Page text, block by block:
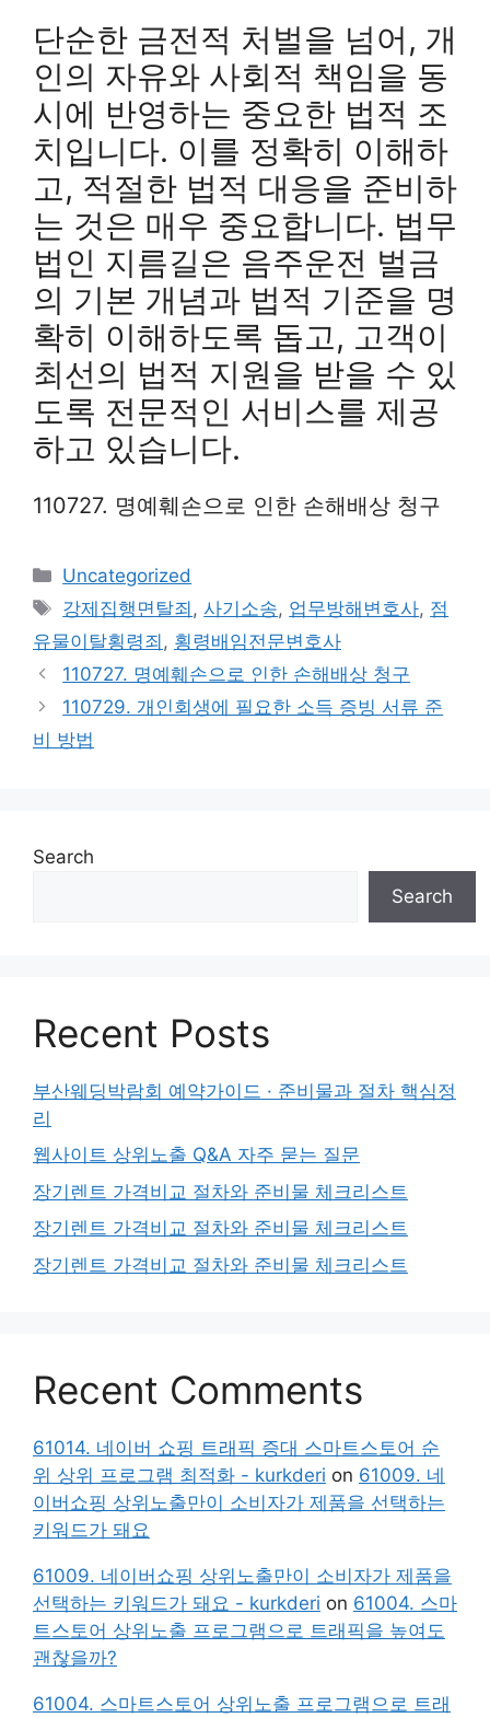
단순한 금전적 처벌을 넘어, 개
인의 자유와 사회적 책임을 동
시에 반영하는 중요한 법적 조
치입니다. 이를 정확히 이해하
고, 적절한 법적 대응을 준비하
는 것은 매우 중요합니다. 법무
법인 지름길은 음주운전 벌금
의 기본 개념과 법적 기준을 명
확히 이해하도록 돕고, 고객이
최선의 법적 지원을 받을 수 있
도록 전문적인 서비스를 제공
하고 있습니다.
110727. 명예훼손으로 인한 손해배상 청구
Categories
Uncategorized
Tags
강제집행면탈죄 ,사기소송, 업무방해변호사, 점
유물이탈횡령죄 , 횡령배임전문변호사
110727. 명예훼손으로 인한 손해배상 청구
110729. 개인회생에 필요한 소득 증빙 서류 준
비 방법
Search
Search
Recent Posts
부산웨딩박람회 예약가이드 · 준비물과 절차 핵심정
리
웹사이트 상위노출 Q&A 자주 묻는 질문
장기렌트 가격비교 절차와 준비물 체크리스트
장기렌트 가격비교 절차와 준비물 체크리스트
장기렌트 가격비교 절차와 준비물 체크리스트
Recent Comments
61014. 네이버 쇼핑 트래픽 증대 스마트스토어 순
위 상위 프로그램 최적화 - kurkderi on 61009. 네
이버쇼핑 상위노출만이 소비자가 제품을 선택하는
키워드가 돼요
61009. 네이버쇼핑 상위노출만이 소비자가 제품을
선택하는 키워드가 돼요 - kurkderi on 61004. 스마
트스토어 상위노출 프로그램으로 트래픽을 높여도
괜찮을까?
61004. 스마트스토어 상위노출 프로그램으로 트래